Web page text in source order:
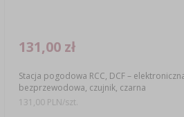
Stacja pogodowa RCC, DCF –
bezprzewodowa, czujnik, czarna
131,00 zł
131,00 PLN/szt.